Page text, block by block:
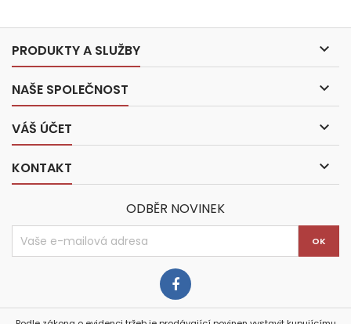
PRODUKTY A SLUŽBY 
NAŠE SPOLEČNOST 
VÁŠ ÚČET 
KONTAKT 
ODBĚR NOVINEK